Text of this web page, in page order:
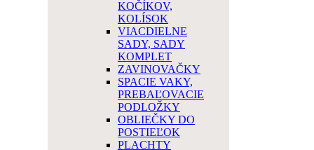
KOČÍKOV,
KOLÍSOK
VIACDIELNE
SADY, SADY
KOMPLET
ZAVINOVAČKY
SPACIE VAKY,
PREBAĽOVACIE
PODLOŽKY
OBLIEČKY DO
POSTIEĽOK
PLACHTY